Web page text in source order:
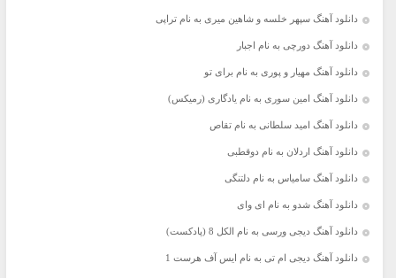
دانلود آهنگ سپهر خلسه و شاهین میری به نام تراپی
دانلود آهنگ دورچی به نام اجبار
دانلود آهنگ مهیار و پوری به نام برای تو
دانلود آهنگ امین سوری به نام یادگاری (رمیکس)
دانلود آهنگ امید سلطانی به نام تقاص
دانلود آهنگ اردلان به نام دوقطبی
دانلود آهنگ سامیاس به نام دلتنگی
دانلود آهنگ شدو به نام ای وای
دانلود آهنگ دیجی ورسی به نام الکل 8 (پادکست)
دانلود آهنگ دیجی ام تی به نام ایس آف هرست 1